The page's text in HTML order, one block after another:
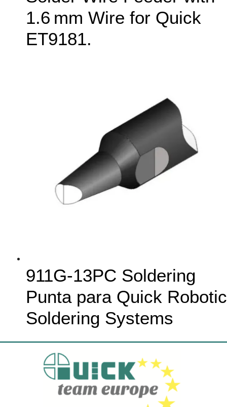
1.6 mm Wire for Quick
ET9181.
911G-13PC Soldering
Punta para Quick Robotic
Soldering Systems